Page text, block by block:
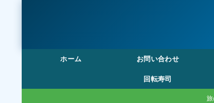
ホーム お問い合わせ
回転寿司